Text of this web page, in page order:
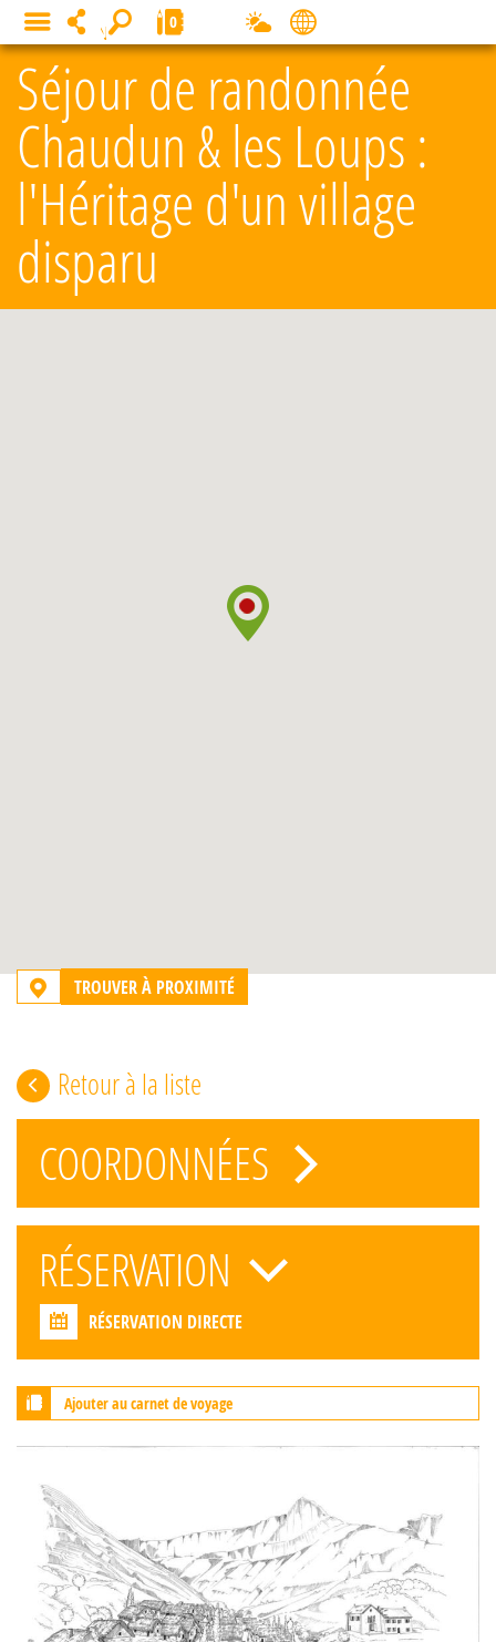
Séjour de randonnée
Chaudun & les Loups :
l'Héritage d'un village
disparu
TROUVER À PROXIMITÉ
Retour à la liste
COORDONNÉES
RÉSERVATION
RÉSERVATION DIRECTE
Ajouter au carnet de voyage
MENU 0
Panneau de gestion des cookies